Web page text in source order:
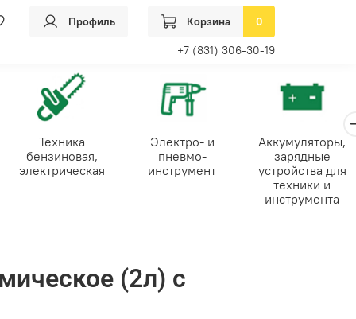
Профиль Корзина 0
+7 (831) 306-30-19
Техника
бензиновая,
электрическая
Электро- и
пневмо-
инструмент
Аккумуляторы,
зарядные
устройства для
техники и
инструмента
(2л) с